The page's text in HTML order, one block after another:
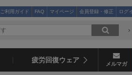
ご利用ガイド FAQ マイページ 会員登録・修正 ログ
疲労回復ウェア メルマガ